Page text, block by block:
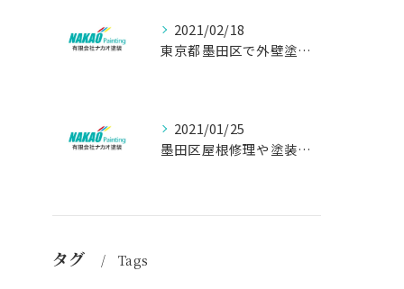
2021/02/18
東京都墨田区で外壁塗り替え工事なら(有)ナカオ塗装にお任せ
2021/01/25
墨田区屋根修理や塗装工事は、【人気のナカオ塗装へ！】
タグ Tags